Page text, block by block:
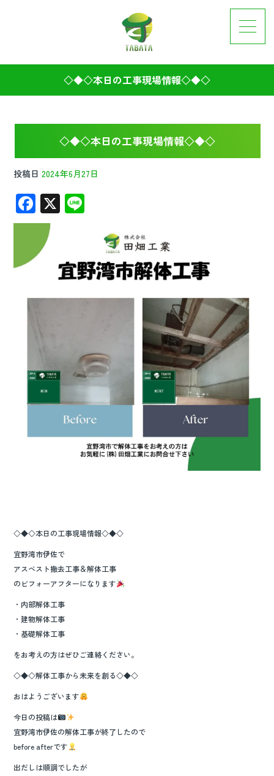
◇◆◇本日の工事現場情報◇◆◇
◇◆◇本日の工事現場情報◇◆◇
投稿日 2024年6月27日
F
ac
e
b
o
X
◇◆◇本日の工事現場情報◇◆◇
宜野湾市伊佐で
アスベスト撤去工事＆解体工事
のビフォーアフターになります
・内部解体工事
・建物解体工事
・基礎解体工事
をお考えの方はぜひご連絡ください。
◇◆◇解体工事から未来を創る◇◆◇
おはようございます
今日の投稿は
宜野湾市伊佐の解体工事が終了したので
before afterです
出だしは順調でしたが